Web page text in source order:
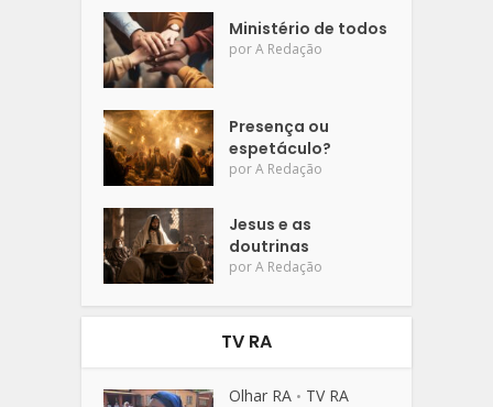
Ministério de todos
porA Redação
Presença ou
espetáculo?
porA Redação
Jesus e as
doutrinas
porA Redação
TV RA
Olhar RA • TV RA